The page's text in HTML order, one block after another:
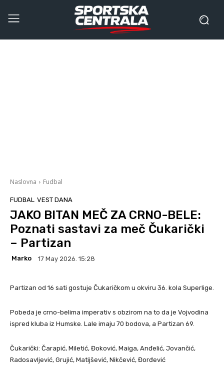
Naslovna Fudbal
FUDBAL VEST DANA
JAKO BITAN MEČ ZA CRNO-BELE:
Poznati sastavi za meč Čukarički
– Partizan
Marko 17 May 2026. 15:28
Partizan od 16 sati gostuje Čukaričkom u okviru 36. kola Superlige.
Pobeda je crno-belima imperativ s obzirom na to da je Vojvodina
ispred kluba iz Humske. Lale imaju 70 bodova, a Partizan 69.
Čukarički: Čarapić, Miletić, Đoković, Maiga, Anđelić, Jovančić,
Radosavljević, Grujić, Matijšević, Nikčević, Đorđević